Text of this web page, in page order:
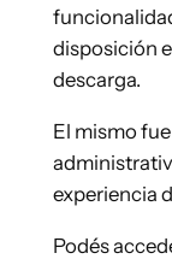
disposición
descarga.
El mismo
experiencia
Podés